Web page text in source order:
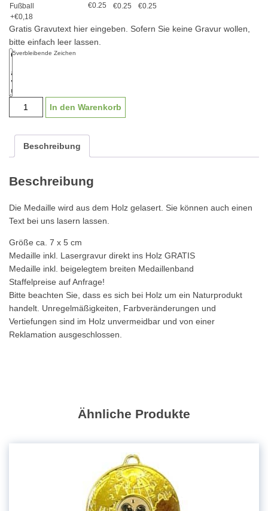
Fußball
+€0,18
€0.25
€0.25
€0.25
Gratis Gravutext hier eingeben. Sofern Sie keine Gravur wollen,
bitte einfach leer lassen.
25verbleibende Zeichen
Holzmedaille
"Go-
Lasergravur
Band
In den Warenkorb
Beschreibung
Beschreibung
Die Medaille wird aus dem Holz gelasert. Sie können auch einen
Text bei uns lasern lassen.
Größe ca. 7 x 5 cm
Medaille inkl. Lasergravur direkt ins Holz GRATIS
Medaille inkl. beigelegtem breiten Medaillenband
Staffelpreise auf Anfrage!
Bitte beachten Sie, dass es sich bei Holz um ein Naturprodukt
handelt. Unregelmäßigkeiten, Farbveränderungen und
Vertiefungen sind im Holz unvermeidbar und von einer
Reklamation ausgeschlossen.
Ähnliche Produkte